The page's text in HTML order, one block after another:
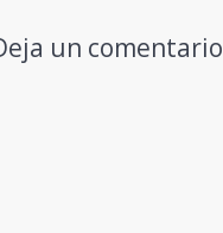
un comentario